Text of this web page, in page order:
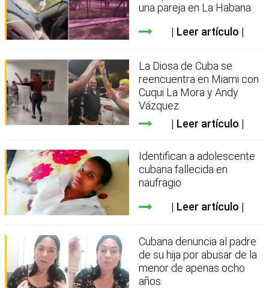
una pareja en La Habana
Leer artículo
La Diosa de Cuba se
reencuentra en Miami con
Cuqui La Mora y Andy
Vázquez
Leer artículo
Identifican a adolescente
cubana fallecida en
naufragio
Leer artículo
Cubana denuncia al padre
de su hija por abusar de la
menor de apenas ocho
años